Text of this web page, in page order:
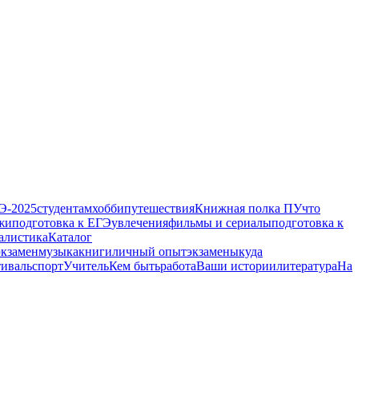
2025студентамхоббипутешествияКнижная полка ПУчто
подготовка к ЕГЭувлеченияфильмы и сериалыподготовка к
Каталог
музыкакнигиличный опытэкзаменыкуда
спортУчительКем бытьработаВаши историилитератураНа